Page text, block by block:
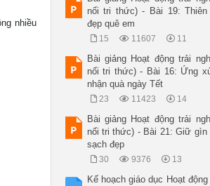
nhiều
nối tri thức) - Bài 19:
đẹp quê em
15 11607 11
Bài giảng Hoạt động trải
nối tri thức) - Bài 16: Ứng
nhận quà ngày Tết
23 11423 14
Bài giảng Hoạt động trải
nối tri thức) - Bài 21: Giữ gìn
sạch đẹp
30 9376 13
Kế hoạch giáo dục Hoạt